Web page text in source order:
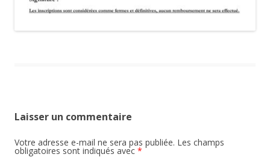
Laisser un commentaire
Votre adresse e-mail ne sera pas publiée. Les champs
obligatoires sont indiqués avec *